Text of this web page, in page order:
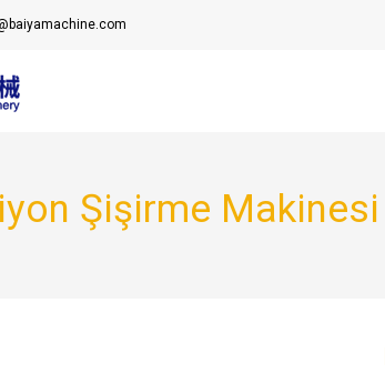
Şişirme Makinesi